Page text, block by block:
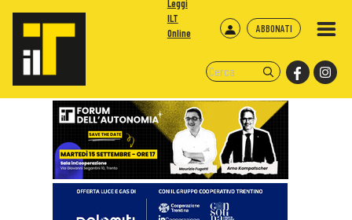
ABBONATI
Leggi
ILT
Online